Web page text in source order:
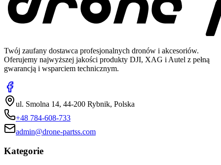
Twój zaufany dostawca profesjonalnych dronów i akcesoriów.
Oferujemy najwyższej jakości produkty DJI, XAG i Autel z pełną
gwarancją i wsparciem technicznym.
ul. Smolna 14, 44-200 Rybnik, Polska
+48 784-608-733
admin@drone-partss.com
Kategorie